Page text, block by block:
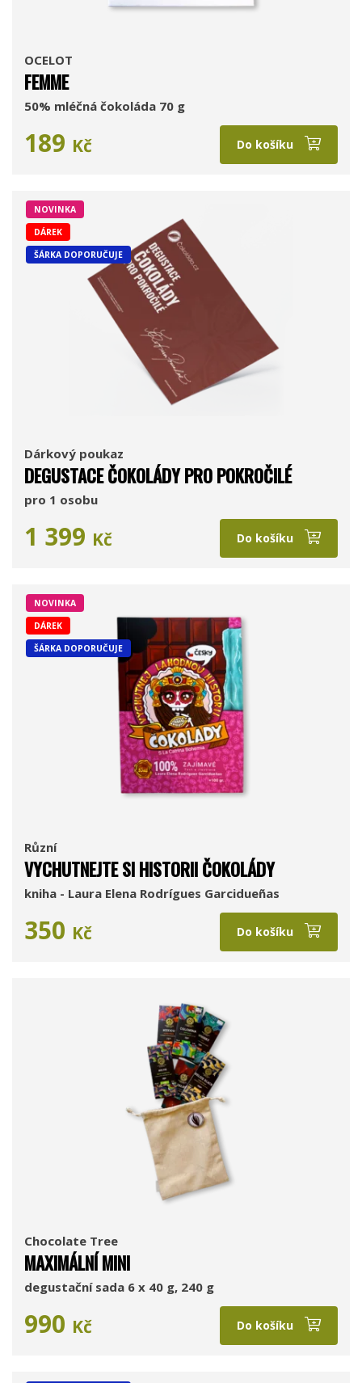
OCELOT
FEMME
50% mléčná čokoláda 70 g
189 Kč Do košíku
NOVINKA
DÁREK
ŠÁRKA DOPORUČUJE
Dárkový poukaz
DEGUSTACE ČOKOLÁDY PRO POKROČILÉ
pro 1 osobu
1 399 Kč Do košíku
NOVINKA
DÁREK
ŠÁRKA DOPORUČUJE
Různí
VYCHUTNEJTE SI HISTORII ČOKOLÁDY
kniha - Laura Elena Rodrígues Garcidueñas
350 Kč Do košíku
Chocolate Tree
MAXIMÁLNÍ MINI
degustační sada 6 x 40 g, 240 g
990 Kč Do košíku